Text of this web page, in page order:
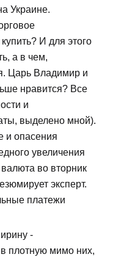
Украине.
И для этого
а в чем,
Царь Владимир и
нравится? Все
и
выделено мной).
и опасения
увеличения
во вторник
эксперт.
платежи
-
в плотную мимо них,